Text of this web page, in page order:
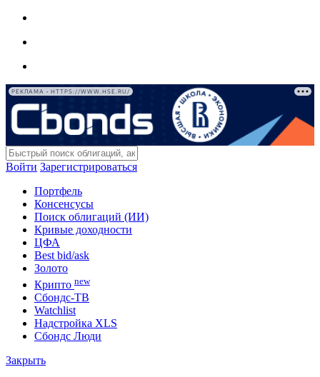
РЕКЛАМА • HTTPS://WWW.HSE.RU/
Войти Зарегистрироваться
Портфель
Консенсусы
Поиск облигаций (ИИ)
Кривые доходности
ЦФА
Best bid/ask
Золото
Крипто new
Сбондс-ТВ
Watchlist
Надстройка XLS
Сбондс Люди
Закрыть